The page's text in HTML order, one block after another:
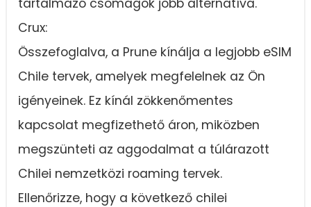
tartalmazó csomagok jobb alternatíva.
Crux:
Összefoglalva, a Prune kínálja a legjobb eSIM
Chile tervek, amelyek megfelelnek az Ön
igényeinek. Ez kínál zökkenőmentes
kapcsolat megfizethető áron, miközben
megszünteti az aggodalmat a túlárazott
Chilei nemzetközi roaming tervek.
Ellenőrizze, hogy a következő chilei